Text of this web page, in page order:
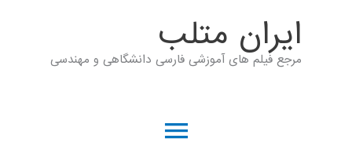
ايران متلب
مرجع فیلم های آموزشی فارسی دانشگاهی و مهندسی
فهرست